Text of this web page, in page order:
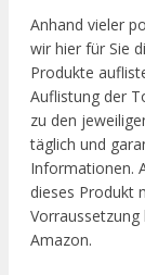
Anhand vieler
wir hier für Sie
Produkte
Auflistung der
zu den
täglich und
Informationen.
dieses Produkt
Amazon.